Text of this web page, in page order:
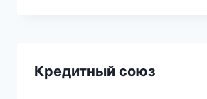
Кредитный союз